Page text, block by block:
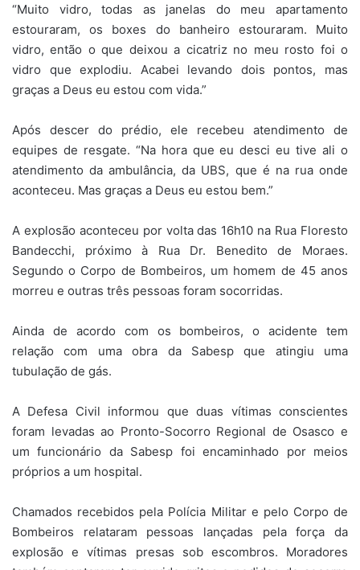
“Muito vidro, todas as janelas do meu apartamento
estouraram, os boxes do banheiro estouraram. Muito
vidro, então o que deixou a cicatriz no meu rosto foi o
vidro que explodiu. Acabei levando dois pontos, mas
graças a Deus eu estou com vida.”
Após descer do prédio, ele recebeu atendimento de
equipes de resgate. “Na hora que eu desci eu tive ali o
atendimento da ambulância, da UBS, que é na rua onde
aconteceu. Mas graças a Deus eu estou bem.”
A explosão aconteceu por volta das 16h10 na Rua Floresto
Bandecchi, próximo à Rua Dr. Benedito de Moraes.
Segundo o Corpo de Bombeiros, um homem de 45 anos
morreu e outras três pessoas foram socorridas.
Ainda de acordo com os bombeiros, o acidente tem
relação com uma obra da Sabesp que atingiu uma
tubulação de gás.
A Defesa Civil informou que duas vítimas conscientes
foram levadas ao Pronto-Socorro Regional de Osasco e
um funcionário da Sabesp foi encaminhado por meios
próprios a um hospital.
Chamados recebidos pela Polícia Militar e pelo Corpo de
Bombeiros relataram pessoas lançadas pela força da
explosão e vítimas presas sob escombros. Moradores